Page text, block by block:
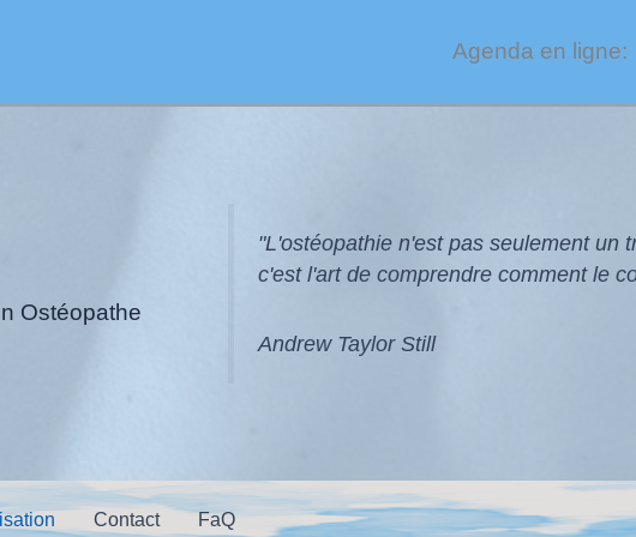
Agenda en ligne:
Ostéopathe
"L'ostéopathie n'est pas seulement un
c'est l'art de comprendre comment le
Andrew Taylor Still
Contact FaQ